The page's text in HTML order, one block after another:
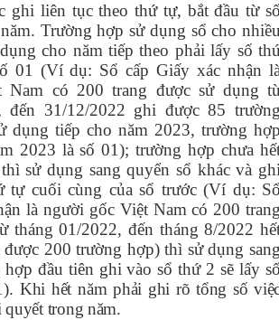
ghi liên tục theo thứ tự, bắt đầu từ
Trường hợp sử dụng sổ cho
cho năm tiếp theo phải lấy số
01 (Ví dụ: Sổ cấp Giấy xác nhận
Nam có 200 trang được sử dụng
đến 31/12/2022 ghi được 85
dụng tiếp cho năm 2023, trường
2023 là số 01); trường hợp chưa
sử dụng sang quyển sổ khác và
tự cuối cùng của sổ trước (Ví dụ:
là người gốc Việt Nam có 200
tháng 01/2022, đến tháng 8/2022
200 trường hợp) thì sử dụng
đầu tiên ghi vào sổ thứ 2 sẽ lấy
Khi hết năm phải ghi rõ tổng số
trong năm.